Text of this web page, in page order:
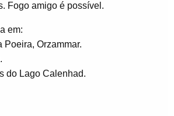
Fogo amigo é possível.
em:
Poeira, Orzammar.
do Lago Calenhad.